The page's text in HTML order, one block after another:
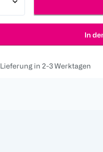
In
Lieferung in 2-3 Werktagen